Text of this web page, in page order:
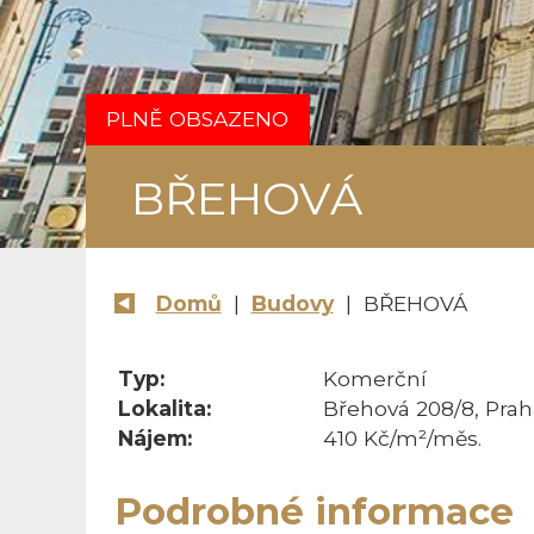
BŘEHOVÁ
PLNĚ OBSAZENO
Domů | Budovy| BŘEHOVÁ
Typ:
Komerční
Lokalita:
Břehová 208/8,
Nájem:
410 Kč/m²/měs.
Podrobné informace